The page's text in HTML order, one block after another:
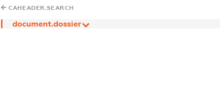
CAHEADER.SEARCH
document.dossier